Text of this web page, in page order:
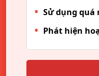
Sử dụng quá
Phát hiện